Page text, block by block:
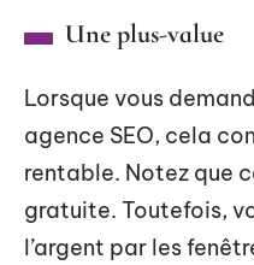
Une plus-value
Lorsque vous
agence SEO, cela
rentable. Notez que
gratuite. Toutefois,
l’argent par les